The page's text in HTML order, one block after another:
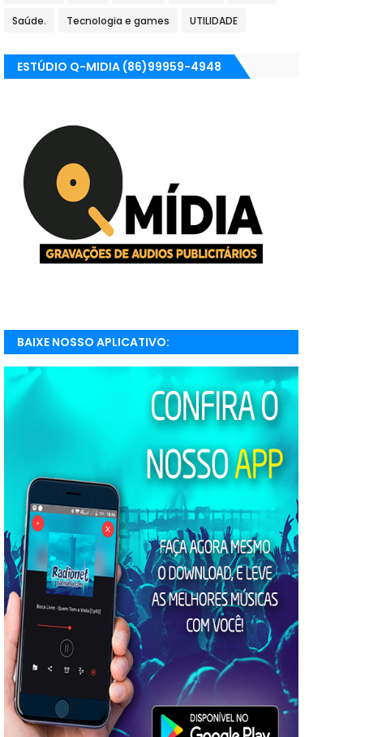
Saúde. Tecnologia e games UTILIDADE
ESTÚDIO Q-MIDIA (86)99959-4948
BAIXE NOSSO APLICATIVO:
RADIONETPARNAIBA